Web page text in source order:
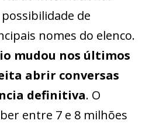
de
nomes do elenco.
mudou nos últimos
abrir conversas
definitiva. O
entre 7 e 8 milhões